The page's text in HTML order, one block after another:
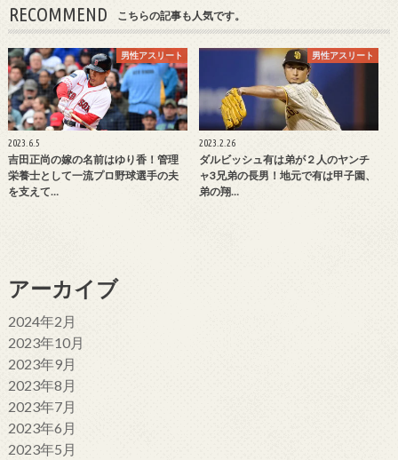
RECOMMEND こちらの記事も人気です。
男性アスリート
2023.6.5
吉田正尚の嫁の名前はゆり香！管理
栄養士として一流プロ野球選手の夫
を支えて…
男性アスリート
2023.2.26
ダルビッシュ有は弟が２人のヤンチ
ャ3兄弟の長男！地元で有は甲子園、
弟の翔…
アーカイブ
2024年2月
2023年10月
2023年9月
2023年8月
2023年7月
2023年6月
2023年5月